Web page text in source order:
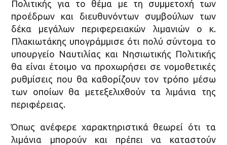
Πολιτικής για το θέμα με τη συμμετοχή των
προέδρων και διευθυνόντων συμβούλων των
δέκα μεγάλων περιφερειακών λιμανιών ο κ.
Πλακιωτάκης υπογράμμισε ότι πολύ σύντομα το
υπουργείο Ναυτιλίας και Νησιωτικής Πολιτικής
θα είναι έτοιμο να προχωρήσει σε νομοθετικές
ρυθμίσεις που θα καθορίζουν τον τρόπο μέσω
των οποίων θα μετεξελιχθούν τα λιμάνια της
περιφέρειας.
Όπως ανέφερε χαρακτηριστικά θεωρεί ότι τα
λιμάνια μπορούν και πρέπει να καταστούν